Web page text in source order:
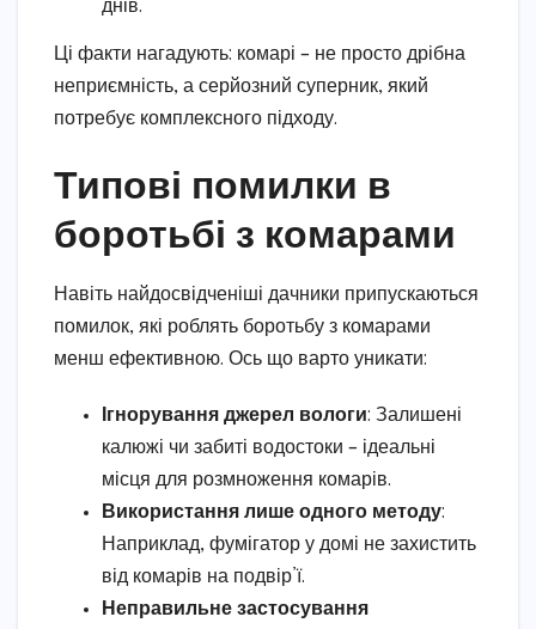
днів.
Ці факти нагадують: комарі – не просто дрібна
неприємність, а серйозний суперник, який
потребує комплексного підходу.
Типові помилки в
боротьбі з комарами
Навіть найдосвідченіші дачники припускаються
помилок, які роблять боротьбу з комарами
менш ефективною. Ось що варто уникати:
Ігнорування джерел вологи: Залишені
калюжі чи забиті водостоки – ідеальні
місця для розмноження комарів.
Використання лише одного методу:
Наприклад, фумігатор у домі не захистить
від комарів на подвір’ї.
Неправильне застосування